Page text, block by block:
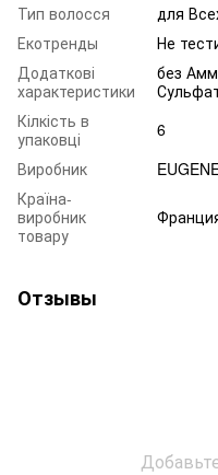
Тип волосся
для
Екотренды
Не
Додаткові
характеристики
без
Кілкість в
упаковці
6
Виробник
Країна-
виробник
товару
Отзывы